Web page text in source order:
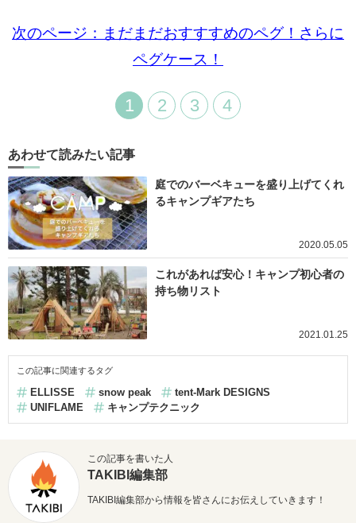
次のページ：まだまだおすすすめのペグ！さらに
ペグケース！
1 2 3 4
あわせて読みたい記事
庭でのバーベキューを盛り上げてくれ
るキャンプギアたち
2020.05.05
これがあれば安心！キャンプ初心者の
持ち物リスト
2021.01.25
この記事に関連するタグ
ELLISSE snow peak
tent-Mark DESIGNS
UNIFLAME
キャンプテクニック
この記事を書いた人
TAKIBI編集部
TAKIBI編集部から情報を皆さんにお伝えしていきます！